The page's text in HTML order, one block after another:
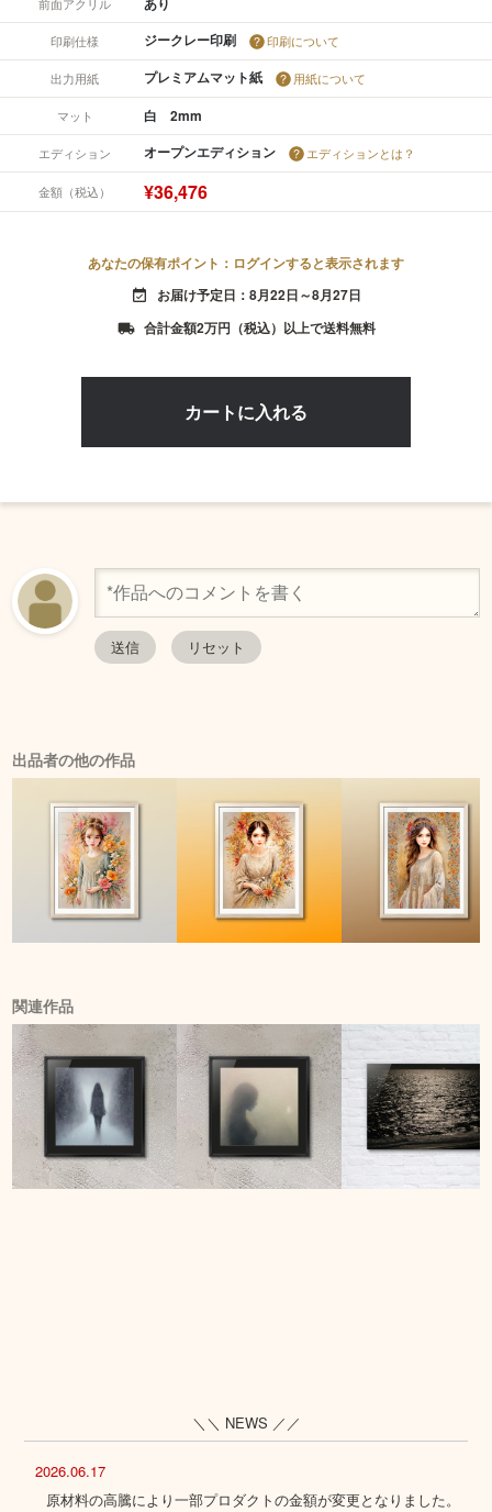
印刷仕様 ジークレー印刷 印刷について
出力用紙 プレミアムマット紙 用紙について
マット 白 2mm
エディション オープンエディション エディションとは？
金額（税込） ¥36,476
あなたの保有ポイント：ログインすると表示されます
event_available お届け予定日：8月22日～8月27日
local_shipping 合計金額2万円（税込）以上で送料無料
出品者の他の作品
関連作品
＼＼ NEWS ／／
2026.06.17
原材料の高騰により一部プロダクトの金額が変更となりました。